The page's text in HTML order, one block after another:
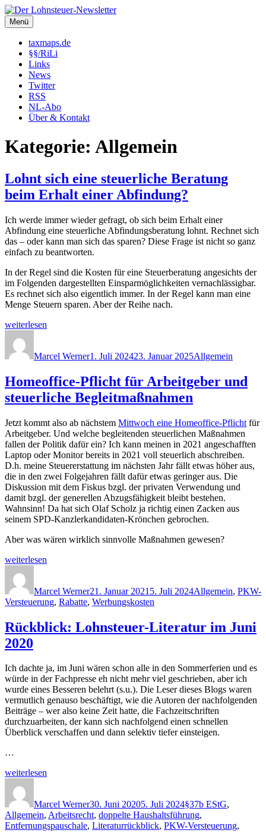
Zum
Inhalt
springen
Der Lohnsteuer-Newsletter
Steuerliche Informationen rund um das Arbeitsverhältnis (LSt,
SozVers, AR und mehr).
Menü
taxmaps.de
§§/RiLi
Links
News
Twitter
RSS
NL-Abo
Über & Kontakt
Kategorie: Allgemein
Lohnt sich eine steuerliche Beratung
beim Erhalt einer Abfindung?
Ich werde immer wieder gefragt, ob sich beim Erhalt einer
Abfindung eine steuerliche Abfindungsberatung lohnt. Rechnet sich
das – oder kann man sich das sparen? Diese Frage ist nicht so ganz
einfach zu beantworten.
In der Regel sind die Kosten für eine Steuerberatung angesichts der
im Folgenden dargestellten Einsparmöglichkeiten vernachlässigbar.
Es rechnet sich also eigentlich immer. In der Regel kann man eine
Menge Steuern sparen. Aber der Reihe nach.
„Lohnt
eine
steuerliche
beim
Erhalt
einer
weiterlesen
Marcel Werner1. Juli 202423. Januar 2025Allgemein
Homeoffice-Pflicht für Arbeitgeber und
steuerliche Begleitmaßnahmen
Jetzt kommt also ab nächstem Mittwoch eine Homeoffice-Pflicht für
Arbeitgeber. Und welche begleitenden steuerlichen Maßnahmen
fallen der Politik dafür ein? Ich kann meinen in 2021 angeschafften
Laptop oder Monitor bereits in 2021 voll steuerlich abschreiben.
D.h. meine Steuererstattung im nächsten Jahr fällt etwas höher aus,
die in den zwei Folgejahren fällt dafür etwas geringer aus. Die
Diskussion mit dem Fiskus bzgl. der privaten Verwendung und
damit bzgl. der generellen Abzugsfähigkeit bleibt bestehen.
Wahnsinn! Da hat sich Olaf Scholz ja richtig einen Zacken aus
seinem SPD-Kanzlerkandidaten-Krönchen gebrochen.
Aber was wären wirklich sinnvolle Maßnahmen gewesen?
„Homeoffice-
für
Arbeitgeber
und
Begleitmaßnahmen“
weiterlesen
Marcel Werner21. Januar 2021 5. Juli 2024Allgemein, PKW-
Versteuerung, Rabatte, Werbungskosten
Rückblick: Lohnsteuer-Literatur im Juni
2020
Ich dachte ja, im Juni wären schon alle in den Sommerferien und es
würde in der Fachpresse eh nicht mehr viel geschrieben, aber ich
wurde eines Besseren belehrt (s.u.). Die Leser dieses Blogs waren
vermutlich genauso beschäftigt, wie die Autoren der nachfolgenden
Beiträge – wer also keine Zeit hatte, die Fachzeitschriften
durchzuarbeiten, der kann sich nachfolgend einen schnellen
Überblick verschaffen und dann selektiv tiefer einsteigen.
…
„Rückblick:
Literatur
im
Juni
2020“
weiterlesen
Marcel Werner30. Juni 20205. Juli 2024§37b EStG,
Allgemein, Arbeitsrecht, doppelte Haushaltsführung,
Entfernungspauschale, Literaturrückblick, PKW-Versteuerung,